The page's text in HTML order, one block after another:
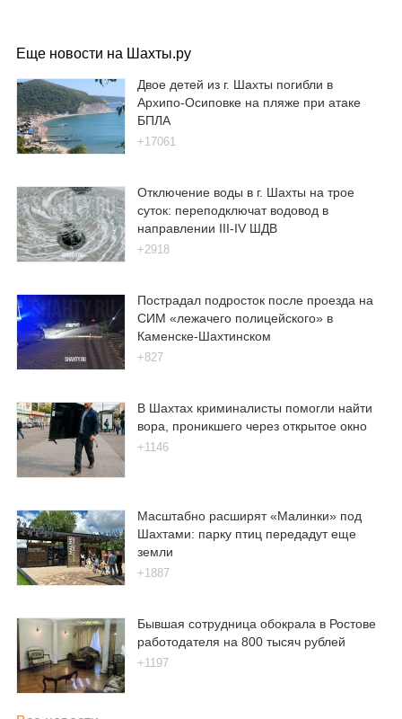
Еще новости на Шахты.ру
Двое детей из г. Шахты погибли в
Архипо-Осиповке на пляже при атаке
БПЛА
+17061
Отключение воды в г. Шахты на трое
суток: переподключат водовод в
направлении III-IV ШДВ
+2918
Пострадал подросток после проезда на
СИМ «лежачего полицейского» в
Каменске-Шахтинском
+827
В Шахтах криминалисты помогли найти
вора, проникшего через открытое окно
+1146
Масштабно расширят «Малинки» под
Шахтами: парку птиц передадут еще
земли
+1887
Бывшая сотрудница обокрала в Ростове
работодателя на 800 тысяч рублей
+1197